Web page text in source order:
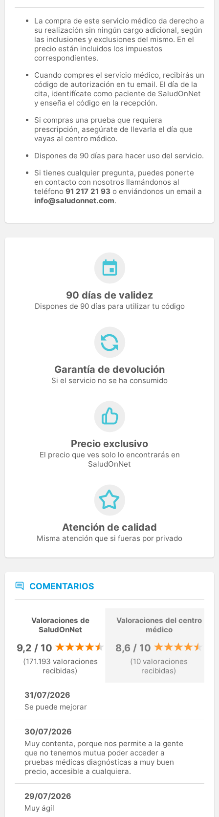
La compra de este servicio médico da derecho a
su realización sin ningún cargo adicional, según
las inclusiones y exclusiones del mismo. En el
precio están incluidos los impuestos
correspondientes.
Cuando compres el servicio médico, recibirás un
código de autorización en tu email. El día de la
cita, identifícate como paciente de SaludOnNet
y enseña el código en la recepción.
Si compras una prueba que requiera
prescripción, asegúrate de llevarla el día que
vayas al centro médico.
Dispones de 90 días para hacer uso del servicio.
Si tienes cualquier pregunta, puedes ponerte
en contacto con nosotros llamándonos al
teléfono 91 217 21 93 o enviándonos un email a
info@saludonnet.com.
90 días de validez
Dispones de 90 días para utilizar tu código
Garantía de devolución
Si el servicio no se ha consumido
Precio exclusivo
El precio que ves solo lo encontrarás en
SaludOnNet
Atención de calidad
Misma atención que si fueras por privado
COMENTARIOS
Valoraciones de
SaludOnNet
9,2 / 10
(171.193 valoraciones
recibidas)
Valoraciones del centro
médico
8,6 / 10
(10 valoraciones
recibidas)
31/07/2026
Se puede mejorar
30/07/2026
Muy contenta, porque nos permite a la gente
que no tenemos mutua poder acceder a
pruebas médicas diagnósticas a muy buen
precio, accesible a cualquiera.
29/07/2026
Muy ágil